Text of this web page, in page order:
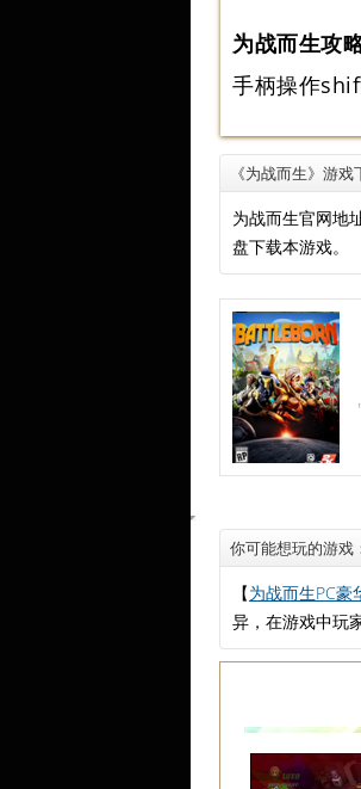
为战而生攻
手柄操作
《为战而生》游戏
为战而生官网地
盘下载本游戏。
你可能想玩的游戏
【为战而生PC豪
异，在游戏中玩